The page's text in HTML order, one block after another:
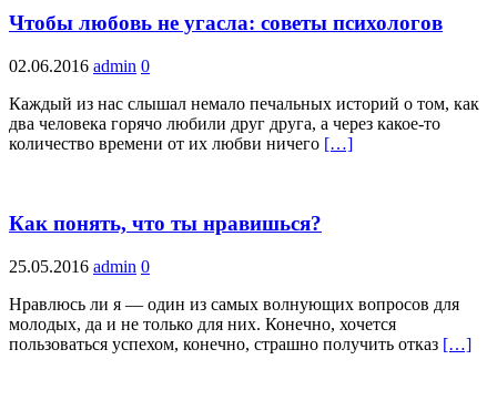
Чтобы любовь не угасла: советы психологов
02.06.2016 admin 0
Каждый из нас слышал немало печальных историй о том, как
два человека горячо любили друг друга, а через какое-то
количество времени от их любви ничего […]
Как понять, что ты нравишься?
25.05.2016 admin 0
Нравлюсь ли я — один из самых волнующих вопросов для
молодых, да и не только для них. Конечно, хочется
пользоваться успехом, конечно, страшно получить отказ […]